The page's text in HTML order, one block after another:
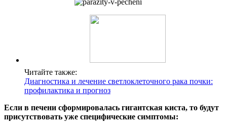
Читайте также:
Диагностика и лечение светлоклеточного рака почки:
профилактика и прогноз
Если в печени сформировалась гигантская киста, то будут
присутствовать уже специфические симптомы: